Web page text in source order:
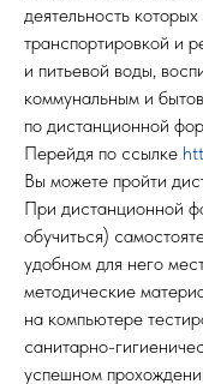
деятельность
транспортировкой и
и питьевой воды,
коммунальным и
по дистанционной
Перейдя по ссылке
Вы можете пройти
При дистанционной
обучиться)
удобном для него
методические
на компьютере
санитарно-
успешном